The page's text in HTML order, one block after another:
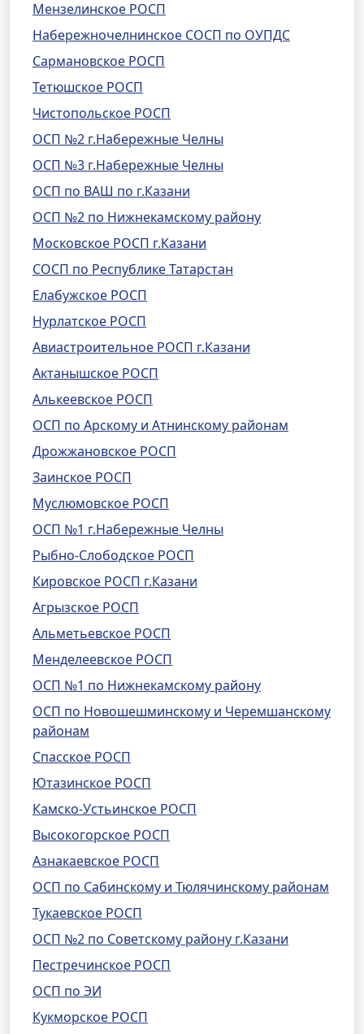
Мензелинское РОСП
Набережночелнинское СОСП по ОУПДС
Сармановское РОСП
Тетюшское РОСП
Чистопольское РОСП
ОСП №2 г.Набережные Челны
ОСП №3 г.Набережные Челны
ОСП по ВАШ по г.Казани
ОСП №2 по Нижнекамскому району
Московское РОСП г.Казани
СОСП по Республике Татарстан
Елабужское РОСП
Нурлатское РОСП
Авиастроительное РОСП г.Казани
Актанышское РОСП
Алькеевское РОСП
ОСП по Арскому и Атнинскому районам
Дрожжановское РОСП
Заинское РОСП
Муслюмовское РОСП
ОСП №1 г.Набережные Челны
Рыбно-Слободское РОСП
Кировское РОСП г.Казани
Агрызское РОСП
Альметьевское РОСП
Менделеевское РОСП
ОСП №1 по Нижнекамскому району
ОСП по Новошешминскому и Черемшанскому
районам
Спасское РОСП
Ютазинское РОСП
Камско-Устьинское РОСП
Высокогорское РОСП
Азнакаевское РОСП
ОСП по Сабинскому и Тюлячинскому районам
Тукаевское РОСП
ОСП №2 по Советскому району г.Казани
Пестречинское РОСП
ОСП по ЭИ
Кукморское РОСП